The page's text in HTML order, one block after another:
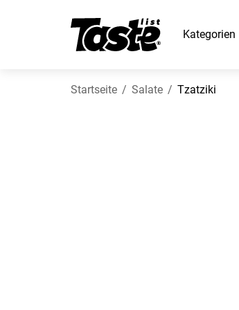
Kategorien
Startseite Salate Tzatziki